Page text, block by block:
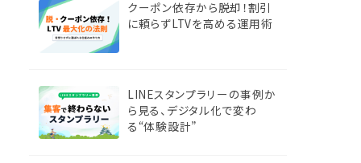
クーポン依存から脱却！割引
に頼らずLTVを高める運用術
LINEスタンプラリーの事例か
ら見る、デジタル化で変わ
る“体験設計”